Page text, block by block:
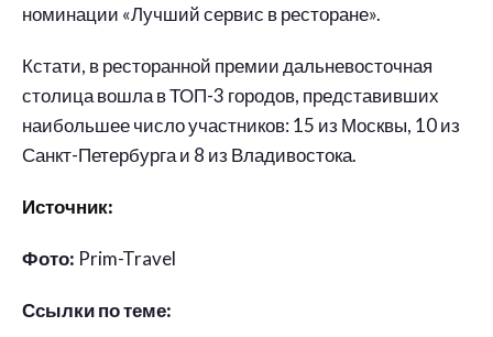
номинации «Лучший сервис в ресторане».
Кстати, в ресторанной премии дальневосточная
столица вошла в ТОП-3 городов, представивших
наибольшее число участников: 15 из Москвы, 10 из
Санкт-Петербурга и 8 из Владивостока.
Источник:
Фото: Prim-Travel
Ссылки по теме: